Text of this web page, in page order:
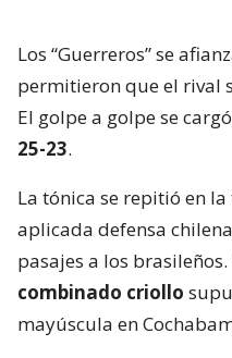
Los “Guerreros” se
permitieron que el rival
El golpe a golpe se cargó
25-23.
La tónica se repitió en
aplicada defensa
pasajes a los brasileños.
combinado criollo
mayúscula en